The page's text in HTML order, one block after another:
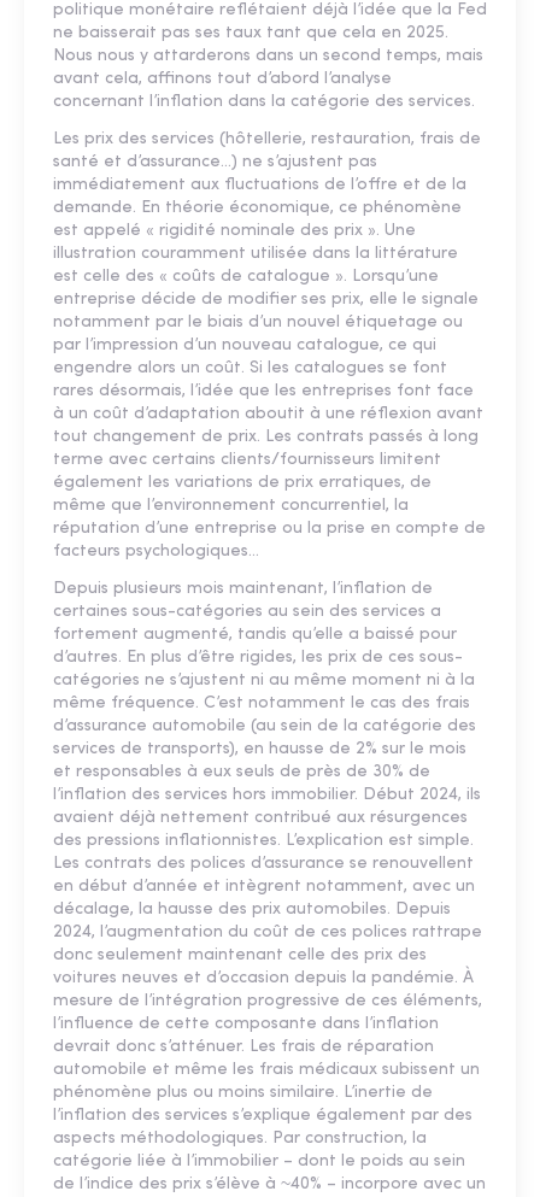
politique monétaire reflétaient déjà l’idée que la Fed
ne baisserait pas ses taux tant que cela en 2025.
Nous nous y attarderons dans un second temps, mais
avant cela, affinons tout d’abord l’analyse
concernant l’inflation dans la catégorie des services.
Les prix des services (hôtellerie, restauration, frais de
santé et d’assurance…) ne s’ajustent pas
immédiatement aux fluctuations de l’offre et de la
demande. En théorie économique, ce phénomène
est appelé « rigidité nominale des prix ». Une
illustration couramment utilisée dans la littérature
est celle des « coûts de catalogue ». Lorsqu’une
entreprise décide de modifier ses prix, elle le signale
notamment par le biais d’un nouvel étiquetage ou
par l’impression d’un nouveau catalogue, ce qui
engendre alors un coût. Si les catalogues se font
rares désormais, l’idée que les entreprises font face
à un coût d’adaptation aboutit à une réflexion avant
tout changement de prix. Les contrats passés à long
terme avec certains clients/fournisseurs limitent
également les variations de prix erratiques, de
même que l’environnement concurrentiel, la
réputation d’une entreprise ou la prise en compte de
facteurs psychologiques…
Depuis plusieurs mois maintenant, l’inflation de
certaines sous-catégories au sein des services a
fortement augmenté, tandis qu’elle a baissé pour
d’autres. En plus d’être rigides, les prix de ces sous-
catégories ne s’ajustent ni au même moment ni à la
même fréquence. C’est notamment le cas des frais
d’assurance automobile (au sein de la catégorie des
services de transports), en hausse de 2% sur le mois
et responsables à eux seuls de près de 30% de
l’inflation des services hors immobilier. Début 2024, ils
avaient déjà nettement contribué aux résurgences
des pressions inflationnistes. L’explication est simple.
Les contrats des polices d’assurance se renouvellent
en début d’année et intègrent notamment, avec un
décalage, la hausse des prix automobiles. Depuis
2024, l’augmentation du coût de ces polices rattrape
donc seulement maintenant celle des prix des
voitures neuves et d’occasion depuis la pandémie. À
mesure de l’intégration progressive de ces éléments,
l’influence de cette composante dans l’inflation
devrait donc s’atténuer. Les frais de réparation
automobile et même les frais médicaux subissent un
phénomène plus ou moins similaire. L’inertie de
l’inflation des services s’explique également par des
aspects méthodologiques. Par construction, la
catégorie liée à l’immobilier – dont le poids au sein
de l’indice des prix s’élève à ~40% – incorpore avec un